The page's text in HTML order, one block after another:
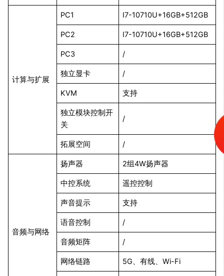
计算与扩展
PC1 I7-10710U+16GB+512GB
PC2 I7-10710U+16GB+512GB
PC3 /
独立显卡 /
KVM 支持
独立模块控制开
关
/
拓展空间 /
音频与网络
扬声器 2组4W扬声器
中控系统 遥控控制
声音提示 支持
语音控制 /
音频矩阵 /
网络链路 5G、有线、Wi-Fi